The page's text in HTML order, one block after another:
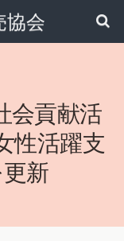
協会
会貢献活
性活躍支
新